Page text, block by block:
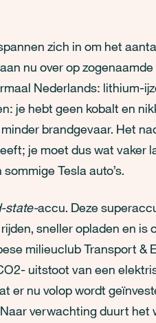
zich in om het
nu over op
Nederlands: lithium-
je hebt geen kobalt en
brandgevaar. Het
je moet dus wat vaker
Tesla auto’s.
state-accu. Deze
sneller opladen en is
milieuclub Transport &
uitstoot van een
er nu volop wordt
verwachting duurt het